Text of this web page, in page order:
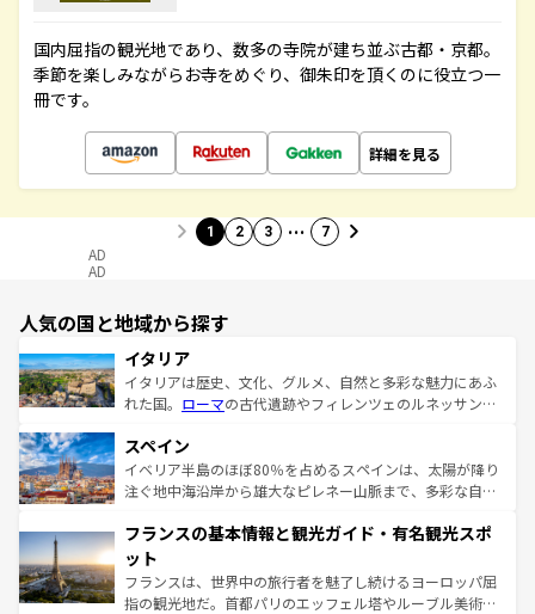
国内屈指の観光地であり、数多の寺院が建ち並ぶ古都・京都。
季節を楽しみながらお寺をめぐり、御朱印を頂くのに役立つ一
冊です。
詳細を見る
1 2 3 … 7
AD
AD
人気の国と地域から探す
イタリア
イタリアは歴史、文化、グルメ、自然と多彩な魅力にあふ
れた国。 ローマの古代遺跡やフィレンツェのルネッサンス
ろん、トスカーナの美しい田園風景やアマルフィ海岸の絶
景など、自然景観も見逃せない。観光の合間には、本場の
ピザやパスタなど、絶品のイタリア料理を堪能することも
ませてくれるイタリアで、忘れられない旅をしてみよう！
なお、新着のイタリア情報は
しい。
スペイン
イベリア半島のほぼ80％を占めるスペインは、太陽が降り
注ぐ地中海沿岸から雄大なピレネー山脈まで、多彩な自然
文化が根付くこの国では、情熱的なフラメンコ、熱気あふ
れる闘牛、そして美味しいタパスが生活の一部となってい
る。首都マドリードの洗練された雰囲気や、バルセロナの
アートに溢れた街角から、地方では古代ローマ遺跡や中世
フランスの基本情報と観光ガイド・有名観光スポ
ット
フランスは、世界中の旅行者を魅了し続けるヨーロッパ屈
指の観光地だ。首都パリのエッフェル塔やルーブル美術館